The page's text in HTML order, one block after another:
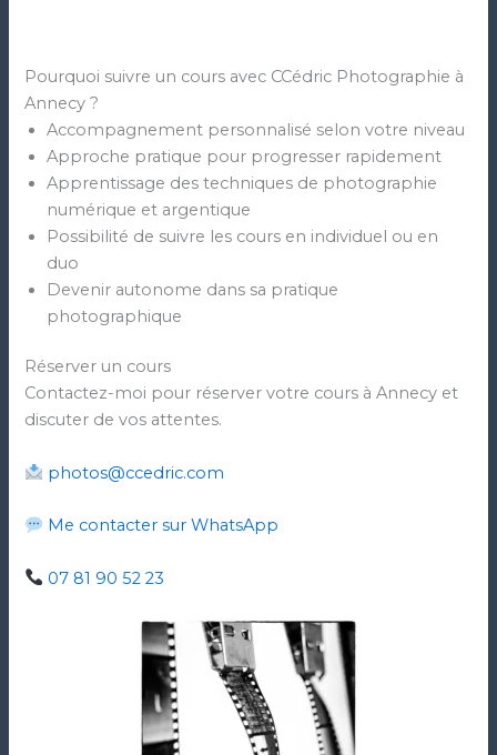
Pourquoi suivre un cours avec CCédric Photographie à
Annecy ?
Accompagnement personnalisé selon votre niveau
Approche pratique pour progresser rapidement
Apprentissage des techniques de photographie
numérique et argentique
Possibilité de suivre les cours en individuel ou en
duo
Devenir autonome dans sa pratique
photographique
Réserver un cours
Contactez-moi pour réserver votre cours à Annecy et
discuter de vos attentes.
photos@ccedric.com
Me contacter sur WhatsApp
07 81 90 52 23